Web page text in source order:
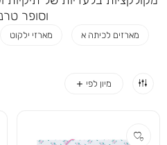
וסופר
מארזים לכיתה א מארזי ילקוט